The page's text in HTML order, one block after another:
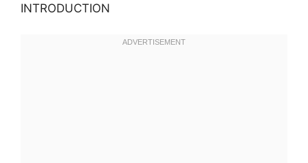
INTRODUCTION